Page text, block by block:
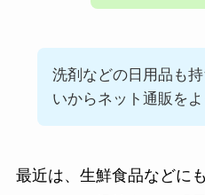
洗剤などの日用品も
いからネット通販をよ
最近は、生鮮食品などに